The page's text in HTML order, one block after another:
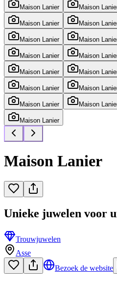
Maison Lanier Maison
Maison Lanier Maison
Maison Lanier Maison
Maison Lanier Maison
Maison Lanier Maison
Maison Lanier Maison
Maison Lanier Maison
Maison Lanier
Maison Lanier
Unieke juwelen voor
Trouwjuwelen
Asse
Bezoek de website